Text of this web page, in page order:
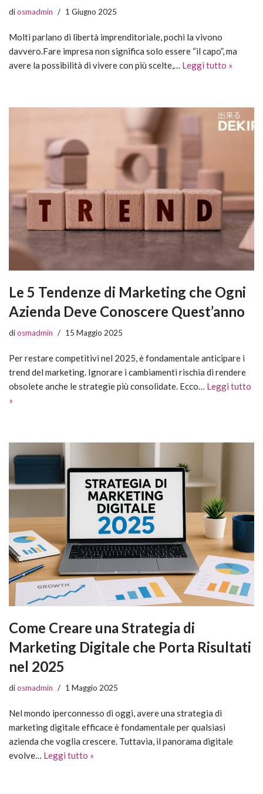
diosmadmin 1 Giugno 2025
Molti parlano di libertà imprenditoriale, pochi la vivono
davvero.Fare impresa non significa solo essere “il capo”, ma
avere la possibilità di vivere con più scelte,… Leggi tutto »
Le 5 Tendenze di Marketing che Ogni
Azienda Deve Conoscere Quest’anno
diosmadmin 15 Maggio 2025
Per restare competitivi nel 2025, è fondamentale anticipare i
trend del marketing. Ignorare i cambiamenti rischia di rendere
obsolete anche le strategie più consolidate. Ecco… Leggi tutto
»
Come Creare una Strategia di
Marketing Digitale che Porta Risultati
nel 2025
diosmadmin 1 Maggio 2025
Nel mondo iperconnesso di oggi, avere una strategia di
marketing digitale efficace è fondamentale per qualsiasi
azienda che voglia crescere. Tuttavia, il panorama digitale
evolve… Leggi tutto »